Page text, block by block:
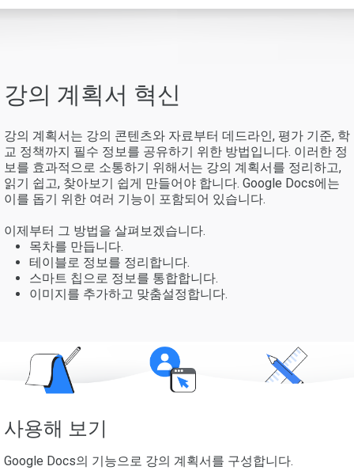
강의 계획서 혁신
강의 계획서는 강의 콘텐츠와 자료부터 데드라인, 평가 기준, 학
교 정책까지 필수 정보를 공유하기 위한 방법입니다. 이러한 정
보를 효과적으로 소통하기 위해서는 강의 계획서를 정리하고,
읽기 쉽고, 찾아보기 쉽게 만들어야 합니다. Google Docs에는
이를 돕기 위한 여러 기능이 포함되어 있습니다.
이제부터 그 방법을 살펴보겠습니다.
목차를 만듭니다.
테이블로 정보를 정리합니다.
스마트 칩으로 정보를 통합합니다.
이미지를 추가하고 맞춤설정합니다.
사용해 보기
Google Docs의 기능으로 강의 계획서를 구성합니다.